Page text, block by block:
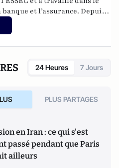
et l’assurance. Depuis
Le Blog de Nathalie MP avec
connaître le libéralisme et
sur le plan des libertés
sur celui de la prospérité
24 Heures 7 Jours
PLUS PARTAGES
en Iran : ce qui s'est
passé pendant que Paris
ailleurs